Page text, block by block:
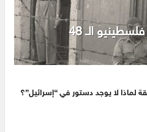
عندما سُجن فلسطينيو الـ 48
لماذا لا يوجد دستور في “إسرائيل”؟